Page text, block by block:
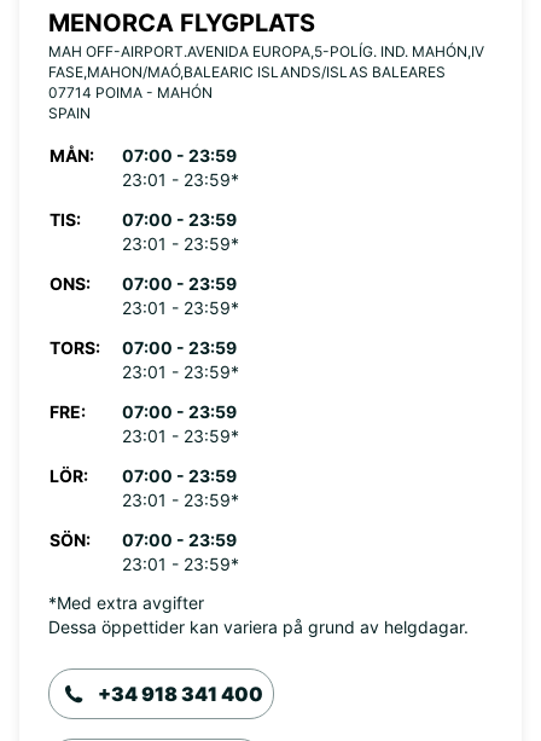
MENORCA FLYGPLATS
MAH OFF-AIRPORT.AVENIDA EUROPA,5-POLÍG. IND. MAHÓN,IV
FASE,MAHON/MAÓ,BALEARIC ISLANDS/ISLAS BALEARES
07714 POIMA - MAHÓN
SPAIN
MÅN:
07:00 - 23:59
23:01 - 23:59*
TIS:
07:00 - 23:59
23:01 - 23:59*
ONS:
07:00 - 23:59
23:01 - 23:59*
TORS:
07:00 - 23:59
23:01 - 23:59*
FRE:
07:00 - 23:59
23:01 - 23:59*
LÖR:
07:00 - 23:59
23:01 - 23:59*
SÖN:
07:00 - 23:59
23:01 - 23:59*
*Med extra avgifter
Dessa öppettider kan variera på grund av helgdagar.
+34 918 341 400